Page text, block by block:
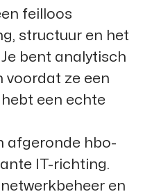
feilloos
structuur en het
bent analytisch
voordat ze een
een echte
afgeronde hbo-
IT-richting.
en